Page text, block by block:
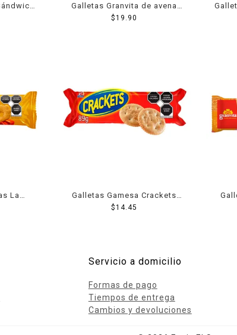
Galletas Granvita de avena
con chispas de chocolate 90
$19.90
La
g
Galletas Gamesa Crackets
mantequilla 89 g
$14.45
Servicio a domicilio
Formas de pago
Tiempos de entrega
Cambios y devoluciones